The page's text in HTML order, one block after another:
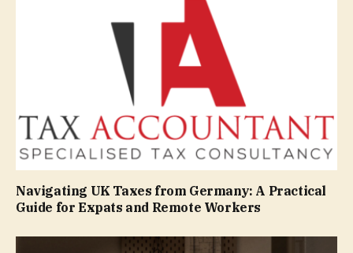
Navigating UK Taxes from Germany: A Practical
Guide for Expats and Remote Workers